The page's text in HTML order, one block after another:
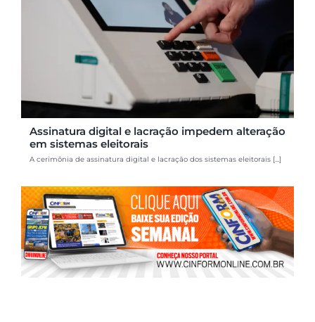
Assinatura digital e lacração impedem alteração
em sistemas eleitorais
A cerimônia de assinatura digital e lacração dos sistemas eleitorais [...]